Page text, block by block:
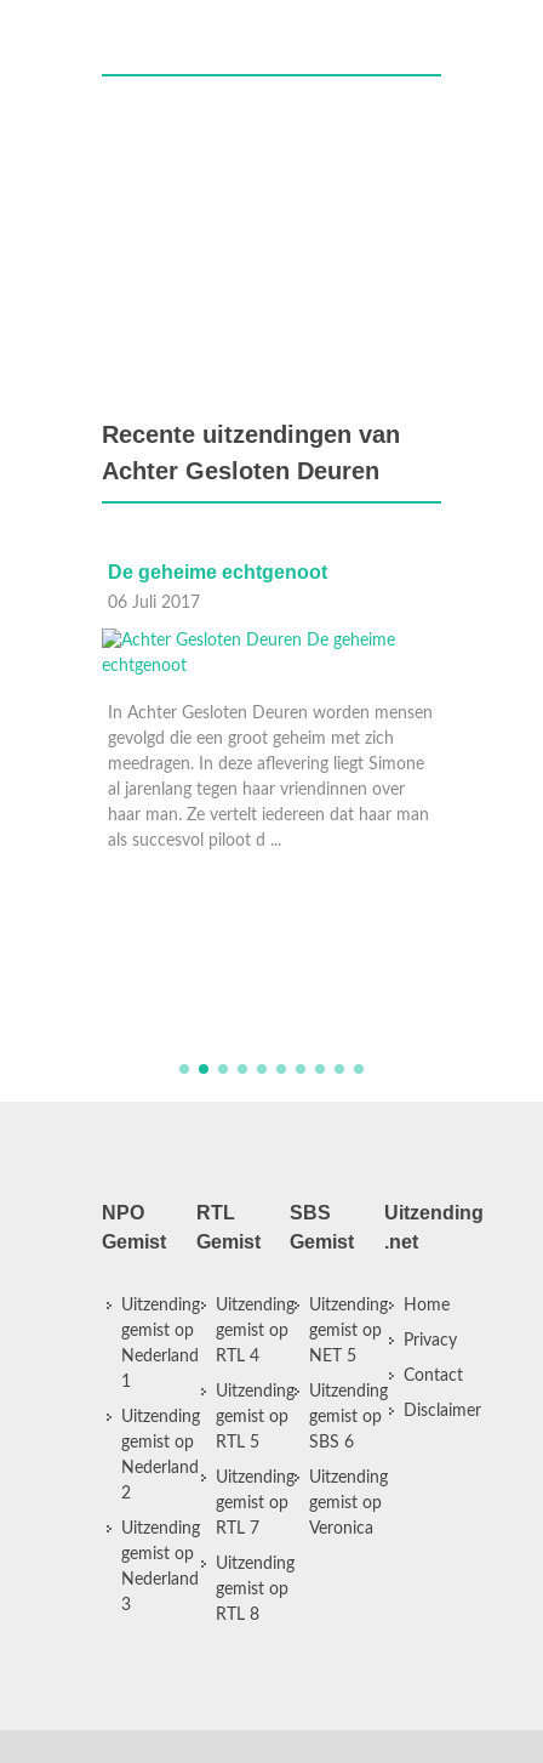
Recente uitzendingen van
Achter Gesloten Deuren
De geheime echtgenoot
06 Juli 2017
In Achter Gesloten Deuren worden mensen
gevolgd die een groot geheim met zich
meedragen. In deze aflevering liegt Simone
al jarenlang tegen haar vriendinnen over
haar man. Ze vertelt iedereen dat haar man
als succesvol piloot d ...
NPO
Gemist
Uitzending
gemist op
Nederland
1
Uitzending
gemist op
Nederland
2
Uitzending
gemist op
Nederland
3
RTL
Gemist
Uitzending
gemist op
RTL 4
Uitzending
gemist op
RTL 5
Uitzending
gemist op
RTL 7
Uitzending
gemist op
RTL 8
SBS
Gemist
Uitzending
gemist op
NET 5
Uitzending
gemist op
SBS 6
Uitzending
gemist op
Veronica
Uitzending
.net
Home
Privacy
Contact
Disclaimer